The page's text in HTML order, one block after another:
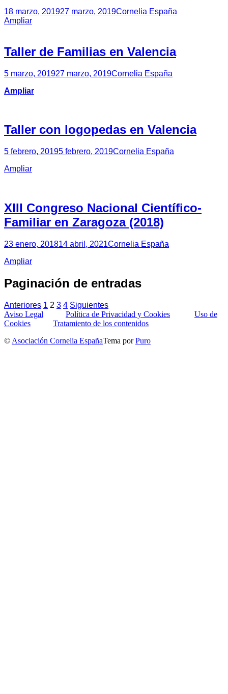
18 marzo, 201927 marzo, 2019Cornelia España
Ampliar
Taller de Familias en Valencia
5 marzo, 201927 marzo, 2019Cornelia España
Ampliar
Taller con logopedas en Valencia
5 febrero, 20195 febrero, 2019Cornelia España
Ampliar
XIII Congreso Nacional Científico-
Familiar en Zaragoza (2018)
23 enero, 201814 abril, 2021Cornelia España
Ampliar
Paginación de entradas
Anteriores 1 2 3 4 Siguientes
Aviso Legal
Política de Privacidad y Cookies
Uso de
Cookies
Tratamiento de los contenidos
© Asociación Cornelia EspañaTema porPuro